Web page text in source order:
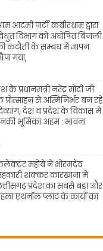
आदमी पार्टी कबीरधाम द्वारा
विभाग को अघोषित बिजली
कटौती के सम्बंध में ज्ञापन
गया,
के प्रधानमंत्री नरेंद्र मोदी जी
से अत्मिनिर्भर बन रहे
देश व प्रदेश के विकास में
भूमिका अहम : भावना
महोबे ने भोरमदेव
शक्कर कारखाना में
प्रदेश का सबसे बड़ा और
एथनॉल प्लांट के कार्यो का